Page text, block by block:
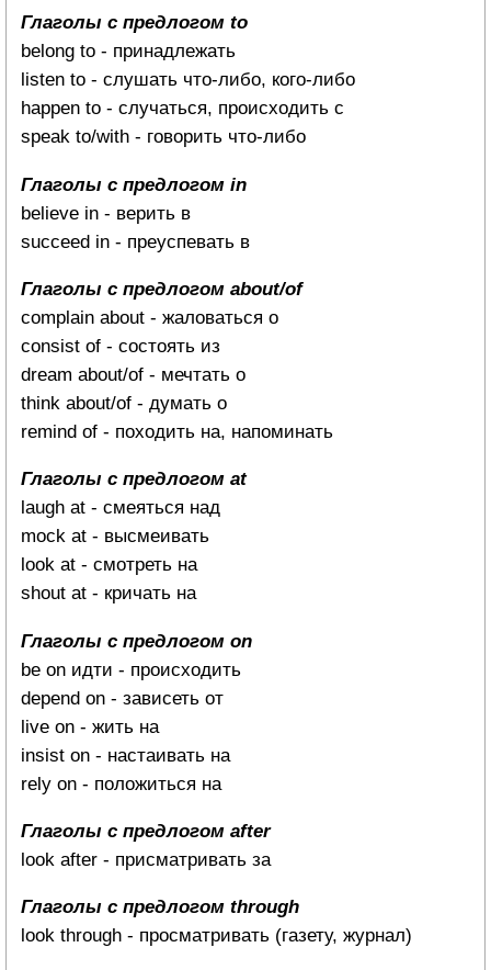
Глаголы с предлогом to
belong to - принадлежать
listen to - слушать что-либо, кого-либо
happen to - случаться, происходить с
speak to/with - говорить что-либо
Глаголы с предлогом in
believe in - верить в
succeed in - преуспевать в
Глаголы с предлогом about/of
complain about - жаловаться о
consist of - состоять из
dream about/of - мечтать о
think about/of - думать о
remind of - походить на, напоминать
Глаголы с предлогом at
laugh at - смеяться над
mock at - высмеивать
look at - смотреть на
shout at - кричать на
Глаголы с предлогом on
be on идти - происходить
depend on - зависеть от
live on - жить на
insist on - настаивать на
rely on - положиться на
Глаголы с предлогом after
look after - присматривать за
Глаголы с предлогом through
look through - просматривать (газету, журнал)